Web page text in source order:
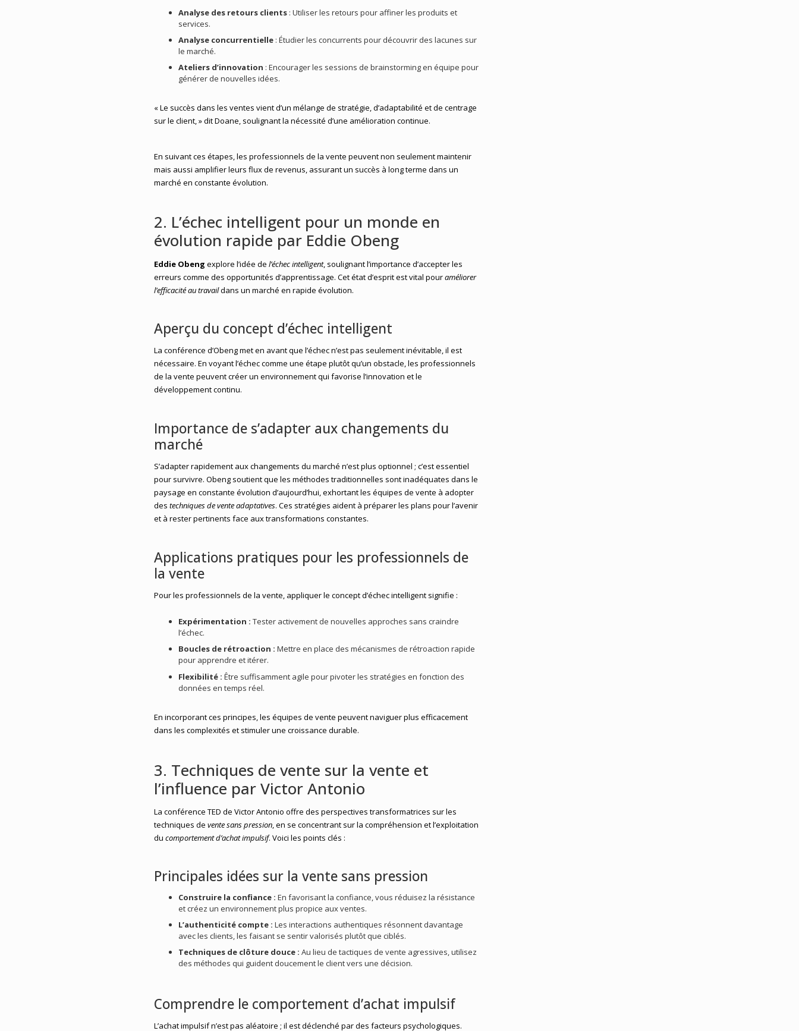
Analyse des retours clients: Utiliser les retours pour affiner les produits et
services.
Analyse concurrentielle: Étudier les concurrents pour découvrir des lacunes sur
le marché.
Ateliers d’innovation : Encourager les sessions de brainstorming en équipe pour
générer de nouvelles idées.
« Le succès dans les ventes vient d’un mélange de stratégie, d’adaptabilité et de centrage
sur le client, » dit Doane, soulignant la nécessité d’une amélioration continue.
En suivant ces étapes, les professionnels de la vente peuvent non seulement maintenir
mais aussi amplifier leurs flux de revenus, assurant un succès à long terme dans un
marché en constante évolution.
2. L’échec intelligent pour un monde en
évolution rapide par Eddie Obeng
Eddie Obeng explore l’idée del’échec intelligent, soulignant l’importance d’accepter les
erreurs comme des opportunités d’apprentissage. Cet état d’esprit est vital pouraméliorer
l’efficacité au travaildans un marché en rapide évolution.
Aperçu du concept d’échec intelligent
La conférence d’Obeng met en avant que l’échec n’est pas seulement inévitable, il est
nécessaire. En voyant l’échec comme une étape plutôt qu’un obstacle, les professionnels
de la vente peuvent créer un environnement qui favorise l’innovation et le
développement continu.
Importance de s’adapter aux changements du
marché
S’adapter rapidement aux changements du marché n’est plus optionnel ; c’est essentiel
pour survivre. Obeng soutient que les méthodes traditionnelles sont inadéquates dans le
paysage en constante évolution d’aujourd’hui, exhortant les équipes de vente à adopter
destechniques de vente adaptatives. Ces stratégies aident à préparer les plans pour l’avenir
et à rester pertinents face aux transformations constantes.
Applications pratiques pour les professionnels de
la vente
Pour les professionnels de la vente, appliquer le concept d’échec intelligent signifie :
Expérimentation : Tester activement de nouvelles approches sans craindre
l’échec.
Boucles de rétroaction : Mettre en place des mécanismes de rétroaction rapide
pour apprendre et itérer.
Flexibilité : Être suffisamment agile pour pivoter les stratégies en fonction des
données en temps réel.
En incorporant ces principes, les équipes de vente peuvent naviguer plus efficacement
dans les complexités et stimuler une croissance durable.
3. Techniques de vente sur la vente et
l’influence par Victor Antonio
La conférence TED de Victor Antonio offre des perspectives transformatrices sur les
techniques devente sans pression, en se concentrant sur la compréhension et l’exploitation
ducomportement d’achat impulsif. Voici les points clés :
Principales idées sur la vente sans pression
Construire la confiance : En favorisant la confiance, vous réduisez la résistance
et créez un environnement plus propice aux ventes.
L’authenticité compte : Les interactions authentiques résonnent davantage
avec les clients, les faisant se sentir valorisés plutôt que ciblés.
Techniques de clôture douce : Au lieu de tactiques de vente agressives, utilisez
des méthodes qui guident doucement le client vers une décision.
Comprendre le comportement d’achat impulsif
L’achat impulsif n’est pas aléatoire ; il est déclenché par des facteurs psychologiques.